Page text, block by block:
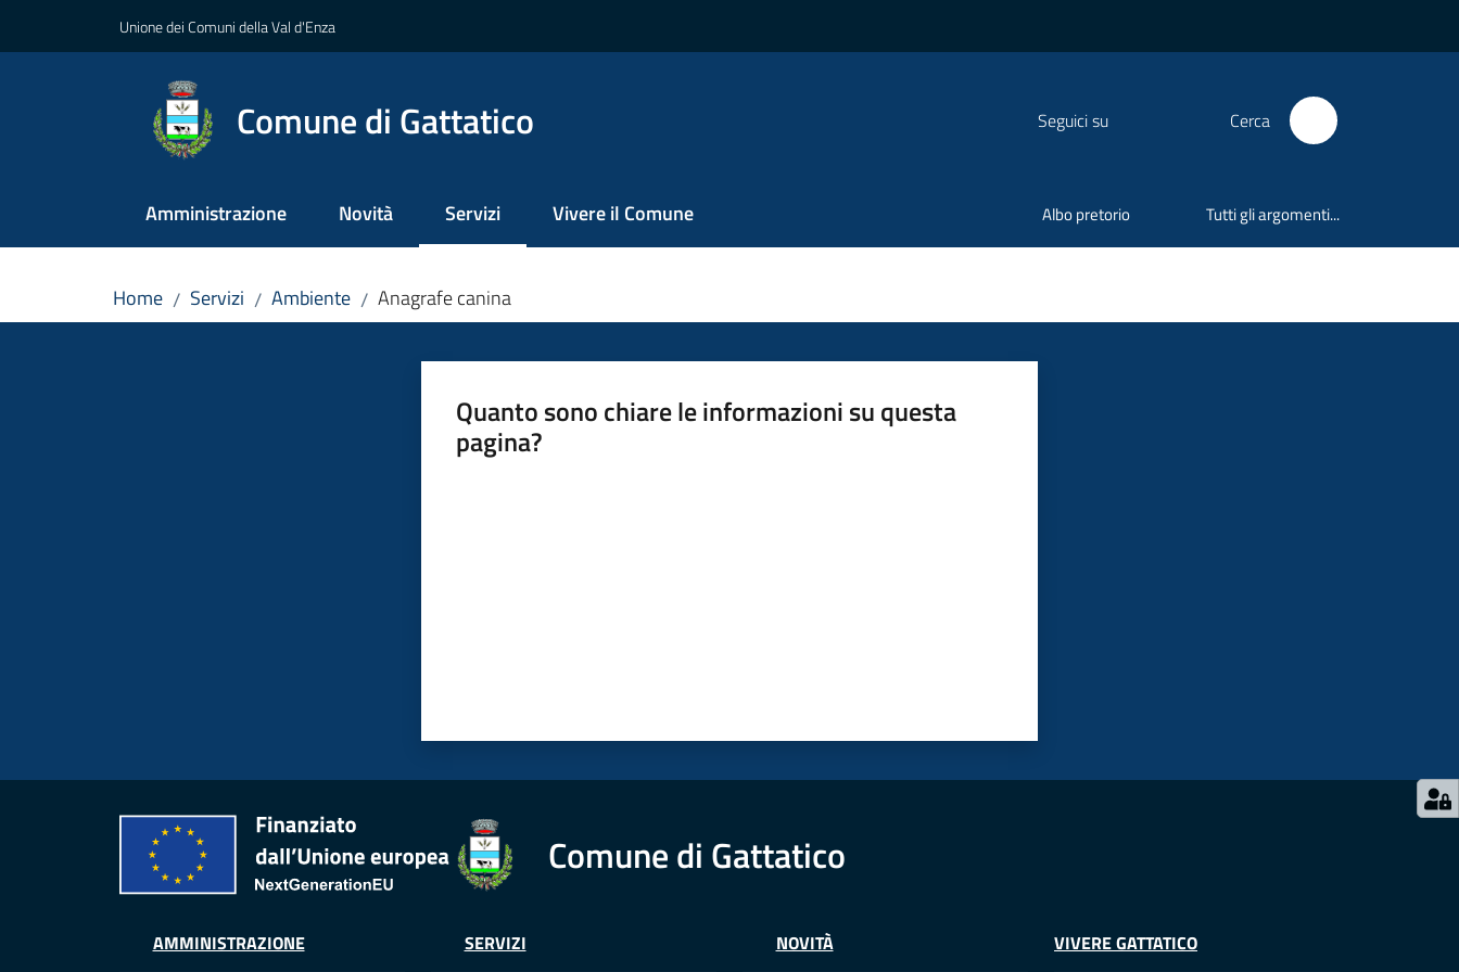
Unione dei Comuni della Val d'Enza
Comune di Gattatico Seguici su Cerca
Amministrazione Novità Servizi
Menu selezionatoVivere il Comune Albo pretorio Tutti gli argomenti...
Home / Servizi / Ambiente / Anagrafe canina
Quanto sono chiare le informazioni su questa
pagina?
Comune di Gattatico
AMMINISTRAZIONE SERVIZI NOVITÀ VIVERE GATTATICO